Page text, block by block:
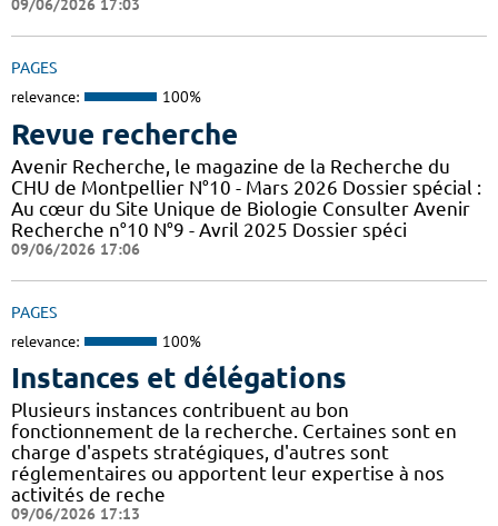
09/06/2026 17:03
PAGES
relevance: 100%
Revue recherche
Avenir Recherche, le magazine de la Recherche du
CHU de Montpellier N°10 - Mars 2026 Dossier spécial :
Au cœur du Site Unique de Biologie Consulter Avenir
Recherche n°10 N°9 - Avril 2025 Dossier spéci
09/06/2026 17:06
PAGES
relevance: 100%
Instances et délégations
Plusieurs instances contribuent au bon
fonctionnement de la recherche. Certaines sont en
charge d'aspets stratégiques, d'autres sont
réglementaires ou apportent leur expertise à nos
activités de reche
09/06/2026 17:13